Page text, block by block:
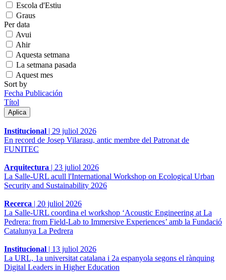
Escola d'Estiu
Graus
Per data
Avui
Ahir
Aquesta setmana
La setmana pasada
Aquest mes
Sort by
Fecha Publicación
Títol
Institucional | 29 juliol 2026
En record de Josep Vilarasu, antic membre del Patronat de
FUNITEC
Arquitectura | 23 juliol 2026
La Salle-URL acull l'International Workshop on Ecological Urban
Security and Sustainability 2026
Recerca | 20 juliol 2026
La Salle-URL coordina el workshop ‘Acoustic Engineering at La
Pedrera: from Field-Lab to Immersive Experiences’ amb la Fundació
Catalunya La Pedrera
Institucional | 13 juliol 2026
La URL, 1a universitat catalana i 2a espanyola segons el rànquing
Digital Leaders in Higher Education